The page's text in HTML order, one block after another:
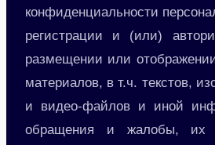
конфиденциальности
регистрации и (или)
размещении или
материалов, в т.ч. текстов,
и видео-файлов и иной
обращения и жалобы, их